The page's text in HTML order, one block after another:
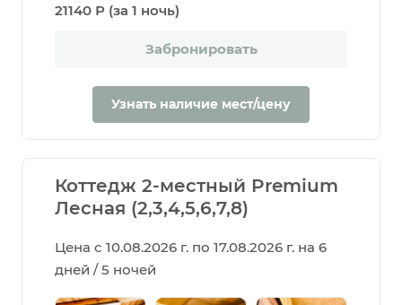
21140 Р (за 1 ночь)
Забронировать
Узнать наличие мест/цену
Коттедж 2-местный Premium
Лесная (2,3,4,5,6,7,8)
Цена с 10.08.2026 г. по 17.08.2026 г. на 6
дней / 5 ночей